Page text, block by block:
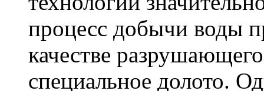
процесс добычи воды
качестве
специальное долото.